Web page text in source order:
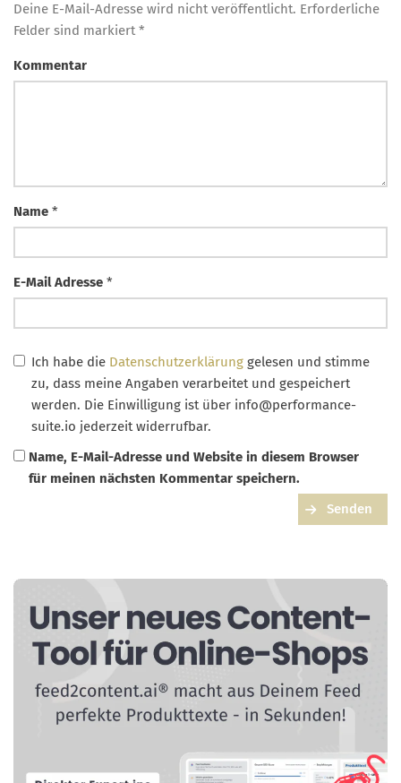
Deine E-Mail-Adresse wird nicht veröffentlicht. Erforderliche
Felder sind markiert *
Kommentar
Name *
E-Mail Adresse *
Ich habe die Datenschutzerklärung gelesen und stimme
zu, dass meine Angaben verarbeitet und gespeichert
werden. Die Einwilligung ist über info@performance-
suite.io jederzeit widerrufbar.
Name, E-Mail-Adresse und Website in diesem Browser
für meinen nächsten Kommentar speichern.
Senden